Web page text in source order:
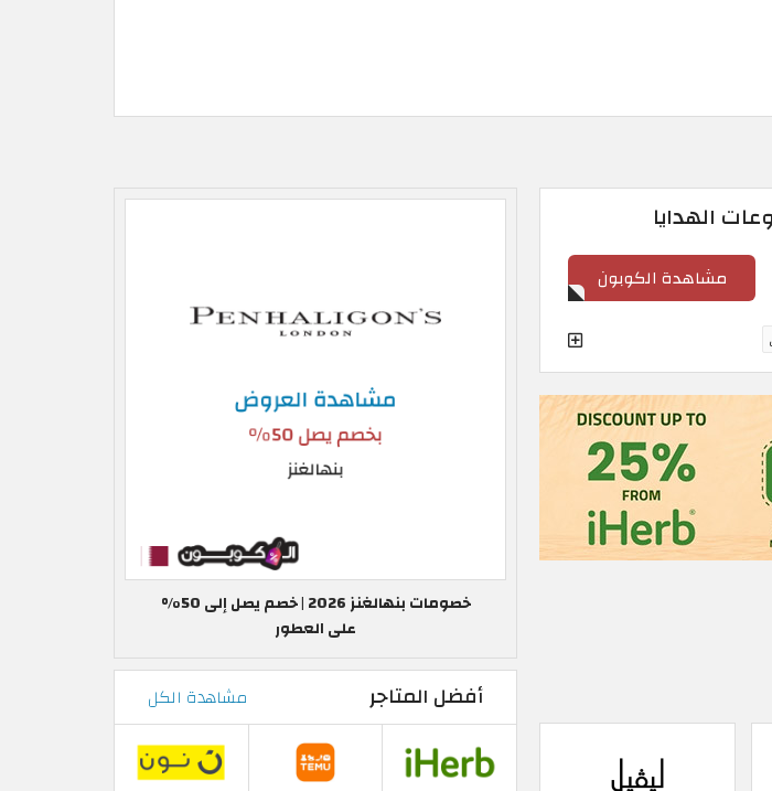
مشاهدة الكوبون
خصومات بنهالغنز 2026 | خصم يصل إلى 50%
على العطور
أفضل المتاجر مشاهدة الكل